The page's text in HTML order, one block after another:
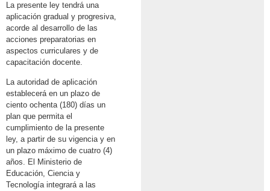
La presente ley tendrá una
aplicación gradual y progresiva,
acorde al desarrollo de las
acciones preparatorias en
aspectos curriculares y de
capacitación docente.
La autoridad de aplicación
establecerá en un plazo de
ciento ochenta (180) días un
plan que permita el
cumplimiento de la presente
ley, a partir de su vigencia y en
un plazo máximo de cuatro (4)
años. El Ministerio de
Educación, Ciencia y
Tecnología integrará a las